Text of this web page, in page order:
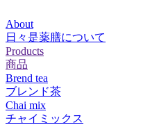
About
日々是薬膳について
Products
商品
Brend tea
ブレンド茶
Chai mix
チャイミックス